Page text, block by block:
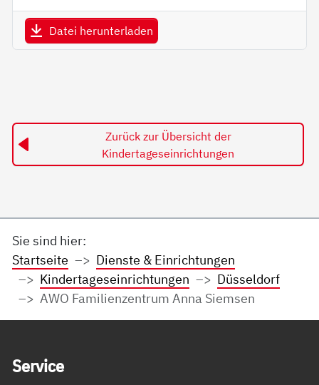
Datei herunterladen
Zurück zur Übersicht der
Kindertageseinrichtungen
Sie sind hier:
Startseite
Dienste & Einrichtungen
Kindertageseinrichtungen
Düsseldorf
AWO Familienzentrum Anna Siemsen
Ser­vice